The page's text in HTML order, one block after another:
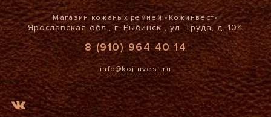
Магазин кожаных ремней «Кожинвест»
Ярославская обл., г. Рыбинск , ул. Труда, д. 104
8 (910) 964 40 14
info@kojinvest.ru